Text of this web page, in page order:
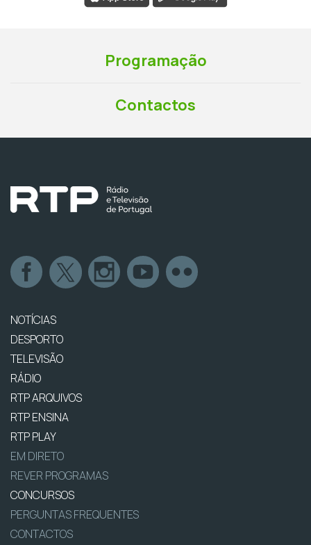
Programação
Contactos
NOTÍCIAS
DESPORTO
TELEVISÃO
RÁDIO
RTP ARQUIVOS
RTP ENSINA
RTP PLAY
EM DIRETO
REVER PROGRAMAS
CONCURSOS
PERGUNTAS FREQUENTES
CONTACTOS